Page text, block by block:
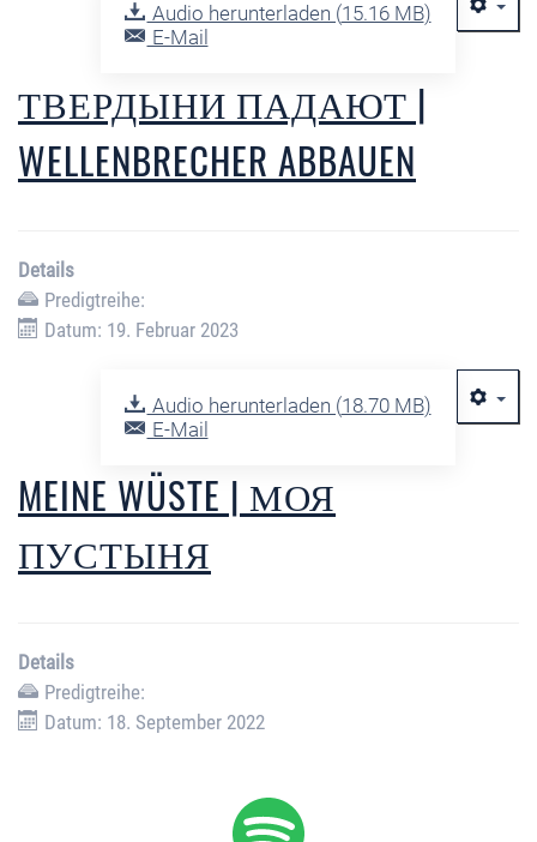
Audio herunterladen (15.16 MB)
E-Mail
ТВЕРДЫНИ ПАДАЮТ |
WELLENBRECHER ABBAUEN
Details
Predigtreihe:
Datum: 19. Februar 2023
Audio herunterladen (18.70 MB)
E-Mail
MEINE WÜSTE | МОЯ
ПУСТЫНЯ
Details
Predigtreihe:
Datum: 18. September 2022